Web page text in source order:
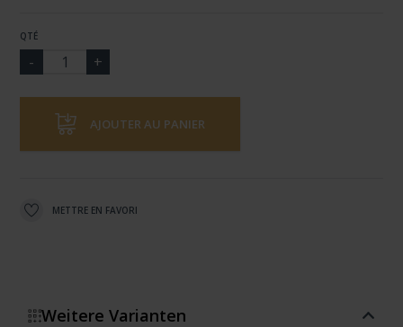
QTÉ
AJOUTER AU PANIER
METTRE EN FAVORI
Weitere Varianten